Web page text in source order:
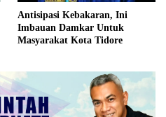
Antisipasi Kebakaran, Ini
Imbauan Damkar Untuk
Masyarakat Kota Tidore